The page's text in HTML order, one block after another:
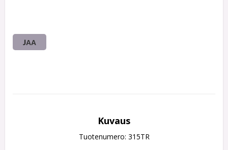
JAA
Kuvaus
Tuotenumero: 315TR